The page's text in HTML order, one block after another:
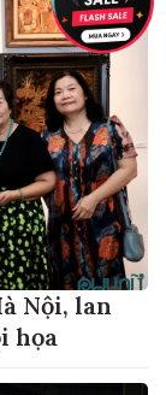
Nội, lan
họa